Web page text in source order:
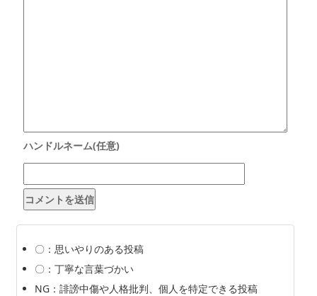
〇：思いやりのある投稿
〇：丁寧な言葉づかい
NG：誹謗中傷や人格批判、個人を特定できる投稿